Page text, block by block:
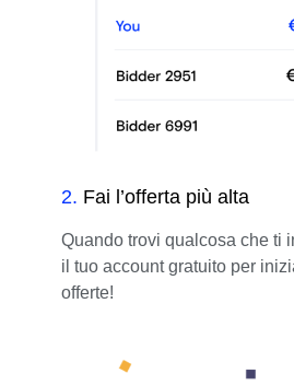
2. Fai l’offerta più alta
Quando trovi qualcosa che ti
il tuo account gratuito per
offerte!